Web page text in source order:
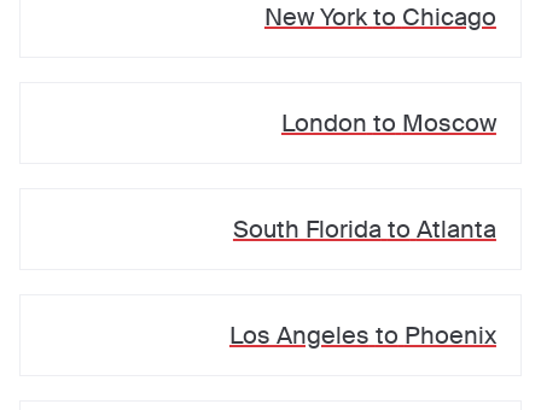
New Yorkto Chicago
London to Moscow
South Florida to Atlanta
Los Angeles to Phoenix